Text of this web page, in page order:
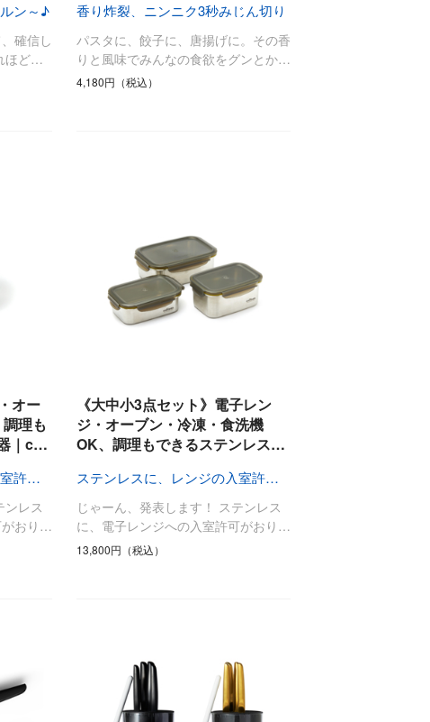
ン～♪
確信し
ほど…
香り炸裂、ニンニク3秒みじん切り
パスタに、餃子に、唐揚げに。その香
りと風味でみんなの食欲をグンとか…
4,180円（税込）
オー
理も
｜c…
ステンレスに、レンジの入室許可がおりました〜
ンレス
がおり…
《大中小3点セット》電子レン
ジ・オーブン・冷凍・食洗機
OK、調理もできるステンレス…
ステンレスに、レンジの入室許可がおりました〜
じゃーん、発表します！ ステンレス
に、電子レンジへの入室許可がおり…
13,800円（税込）